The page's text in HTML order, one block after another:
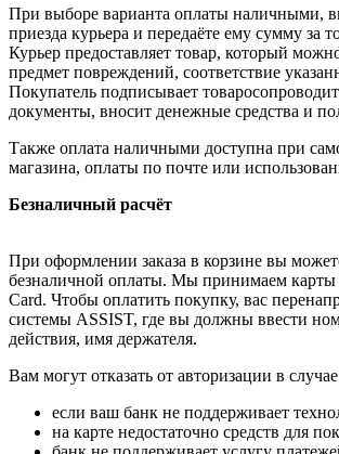
При выборе варианта оплаты наличными,
приезда курьера и передаёте ему сумму за
Курьер предоставляет товар, который
предмет повреждений, соответствие
Покупатель подписывает
документы, вносит денежные средства и
Также оплата наличными доступна при
магазина, оплаты по почте или
Безналичный расчёт
При оформлении заказа в корзине вы
безналичной оплаты. Мы принимаем карты
Card. Чтобы оплатить покупку, вас
системы ASSIST, где вы должны ввести
действия, имя держателя.
Вам могут отказать от авторизации в
если ваш банк не поддерживает
на карте недостаточно средств для